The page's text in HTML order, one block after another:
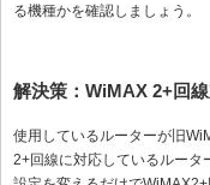
る機種かを確認しましょう。
解決策：WiMAX 2+回
使用しているルーターが旧
2+回線に対応しているルータ